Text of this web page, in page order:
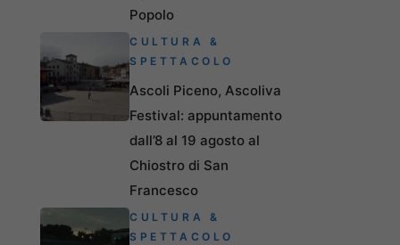
Popolo
CULTURA &
SPETTACOLO
Ascoli Piceno, Ascoliva
Festival: appuntamento
dall’8 al 19 agosto al
Chiostro di San
Francesco
CULTURA &
SPETTACOLO